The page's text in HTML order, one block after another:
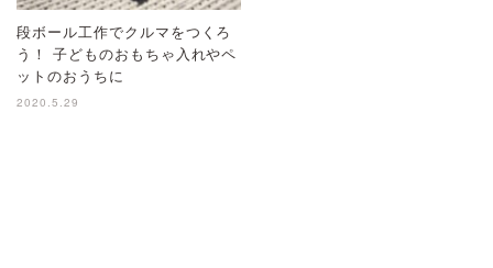
段ボール工作でクルマをつくろ
う！ 子どものおもちゃ入れやペ
ットのおうちに
2020.5.29